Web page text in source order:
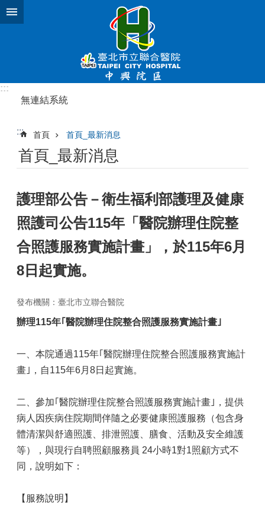
跳到主要內容區塊
:::
無連結系統
::: 首頁 首頁_最新消息
首頁_最新消息
護理部公告－衛生福利部護理及健康
照護司公告115年「醫院辦理住院整
合照護服務實施計畫」，於115年6月
8日起實施。
發布機關：臺北市立聯合醫院
辦理115年｢醫院辦理住院整合照護服務實施計畫｣
一、本院通過115年｢醫院辦理住院整合照護服務實施計
畫｣，自115年6月8日起實施。
二、參加｢醫院辦理住院整合照護服務實施計畫｣，提供
病人因疾病住院期間伴隨之必要健康照護服務（包含身
體清潔與舒適照護、排泄照護、膳食、活動及安全維護
等），與現行自聘照顧服務員 24小時1對1照顧方式不
同，說明如下：
【服務說明】